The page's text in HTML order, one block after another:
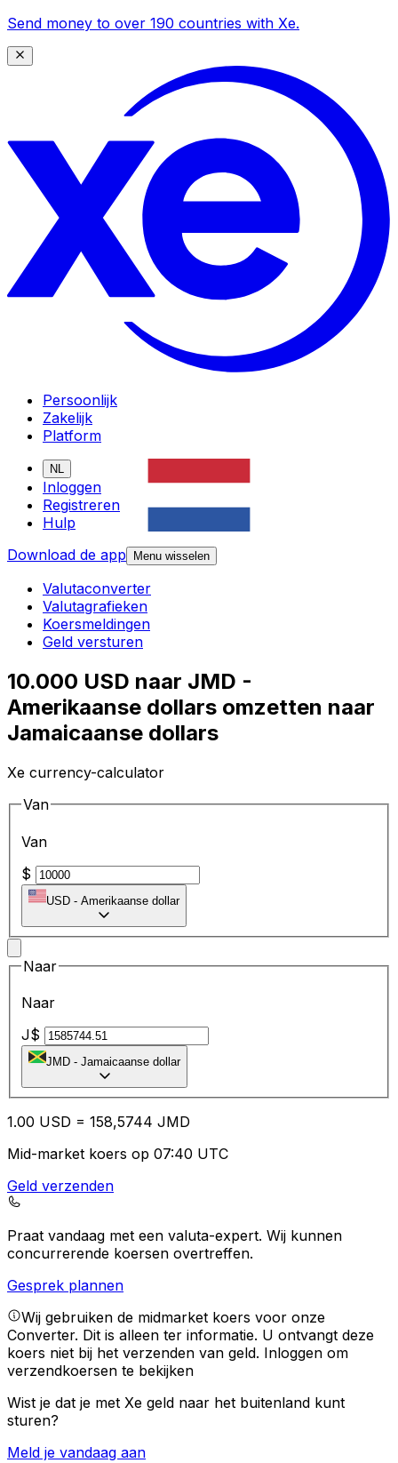
Send money to over 190 countries with Xe.
Persoonlijk
Zakelijk
Platform
NL
Inloggen
Registreren
Hulp
Download de app
Menu wisselen
Valutaconverter
Valutagrafieken
Koersmeldingen
Geld versturen
10.000 USD naar JMD -
Amerikaanse dollars omzetten naar
Jamaicaanse dollars
Xe currency-calculator
Van
Van
$
USD - Amerikaanse dollar
Naar
Naar
J$
JMD - Jamaicaanse dollar
1.00 USD = 158,5744 JMD
Mid-market koers op 07:40 UTC
Geld verzenden
Praat vandaag met een valuta-expert. Wij kunnen
concurrerende koersen overtreffen.
Gesprek plannen
Wij gebruiken de midmarket koers voor onze
Converter. Dit is alleen ter informatie. U ontvangt deze
koers niet bij het verzenden van geld. Inloggen om
verzendkoersen te bekijken
Wist je dat je met Xe geld naar het buitenland kunt
sturen?
Meld je vandaag aan